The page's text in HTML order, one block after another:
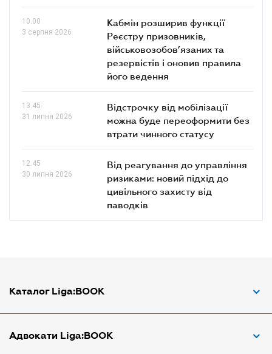
10.00
3 серпня 2026
Кабмін розширив функції
Реєстру призовників,
військовозобов’язаних та
резервістів і оновив правила
його ведення
13.45
31 липня 2026
Відстрочку від мобілізації
можна буде переоформити без
втрати чинного статусу
12.45
30 липня 2026
Від реагування до управління
ризиками: новий підхід до
цивільного захисту від
паводків
Каталог Liga:BOOK
Адвокат по ДТП
Адвокати Liga:BOOK